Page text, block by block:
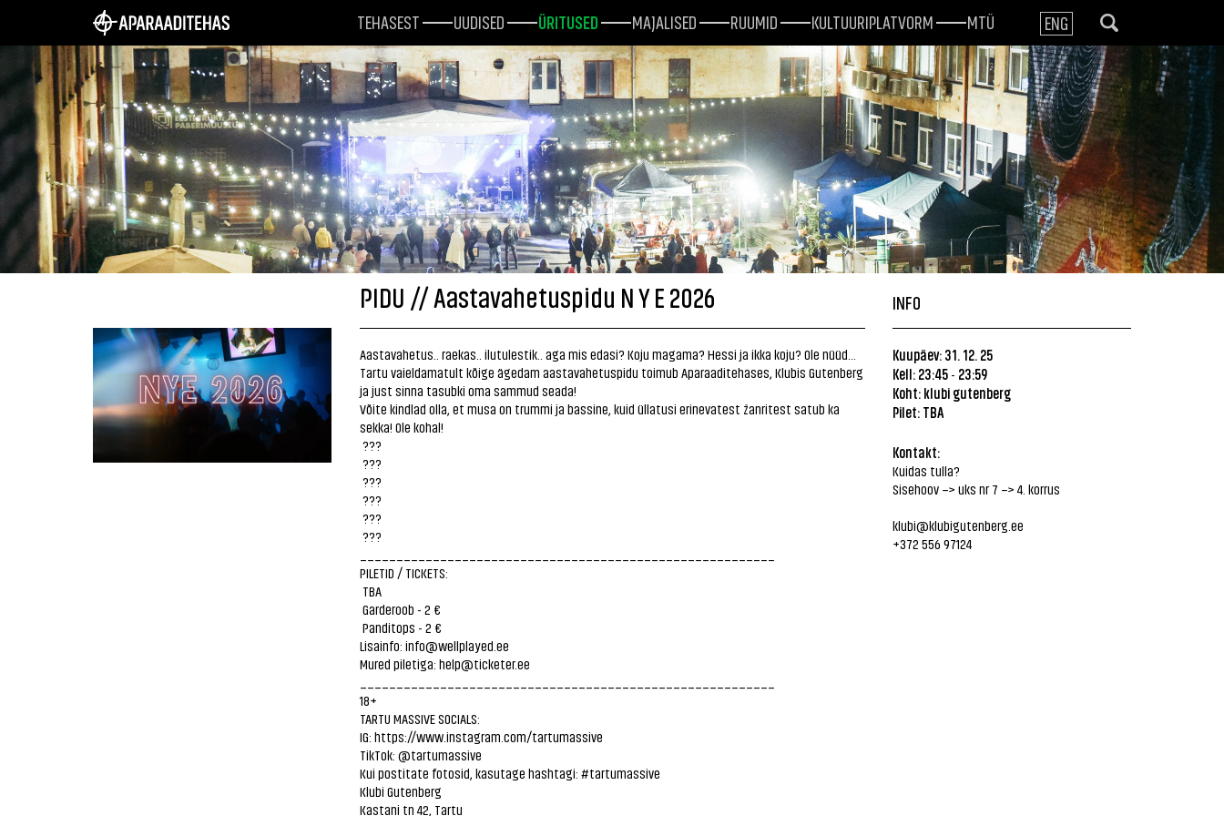
TEHASEST UUDISED ÜRITUSED MAJALISED RUUMID KULTUURIPLATVORM MTÜ ENG
PIDU // Aastavahetuspidu N Y E 2026
Aastavahetus.. raekas.. ilutulestik.. aga mis edasi? Koju magama? Hessi ja ikka koju? Ole nüüd...
Tartu vaieldamatult kõige ägedam aastavahetuspidu toimub Aparaaditehases, Klubis Gutenberg
ja just sinna tasubki oma sammud seada!
Võite kindlad olla, et musa on trummi ja bassine, kuid üllatusi erinevatest žanritest satub ka
sekka! Ole kohal!
???
???
???
???
???
???
PILETID / TICKETS:
TBA
Garderoob - 2 €
Panditops - 2 €
Lisainfo: info@wellplayed.ee
Mured piletiga: help@ticketer.ee
18+
TARTU MASSIVE SOCIALS:
IG: https://www.instagram.com/tartumassive
TikTok: @tartumassive
Kui postitate fotosid, kasutage hashtagi: #tartumassive
Klubi Gutenberg
Kastani tn 42, Tartu
INFO
Kuupäev: 31. 12. 25
Kell: 23:45- 23:59
Koht: klubi gutenberg
Pilet: TBA
Kontakt:
Kuidas tulla?
Sisehoov –> uks nr 7 –> 4. korrus
klubi@klubigutenberg.ee
+372 556 97124